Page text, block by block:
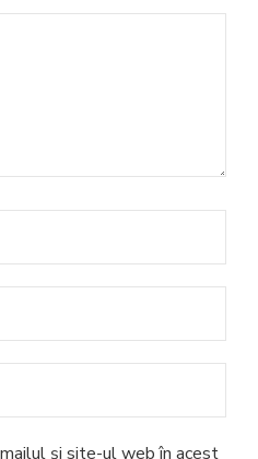
și site-ul web în acest